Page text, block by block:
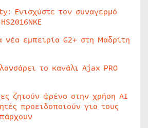
Ενισχύστε τον συναγερμό
εμπειρία G2+ στη Μαδρίτη
το κανάλι Ajax PRO
ζητούν φρένο στην χρήση AI
προειδοποιούν για τους